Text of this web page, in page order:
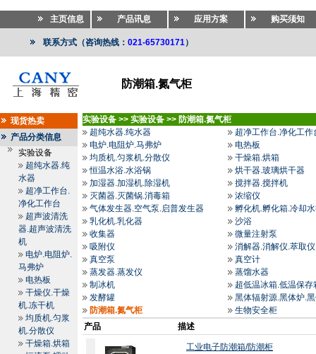
主页信息 产品讯息 应用方案 购买须知
联系方式（咨询热线： 021-65730171）
防潮箱.氮气柜
现货热卖
产品分类信息
实验设备
超纯水器.纯
水器
超净工作台.
净化工作台
超声波清洗
器.超声波清洗
机
电炉.电阻炉.
马弗炉
电热板
干燥仪.干燥
机.冻干机
均质机.匀浆
机.分散仪
干燥箱.烘箱
实验设备 >> 实验设备 >> 防潮箱.氮气柜
超纯水器.纯水器
超净工作台.净化工作
电炉.电阻炉.马弗炉
电热板
均质机.匀浆机.分散仪
干燥箱.烘箱
恒温水浴.水浴锅
烘干器.玻璃烘干器
加湿器.加湿机.除湿机
搅拌器.搅拌机
灭菌器.灭菌锅.消毒箱
浓缩仪
气体发生器.空气泵.启普发生器
孵化机.孵化箱.冷却
乳化机.乳化器
沙浴
收集器
微量注射泵
吸附仪
消解器.消解仪.萃取仪
真空泵
真空计
蒸发器.蒸发仪
蒸馏水器
制冰机
超低温冰箱.低温保
发酵罐
黑体辐射源.黑体炉.
防潮箱.氮气柜
生物安全柜
产品
描述
工业电子防潮箱/防潮柜